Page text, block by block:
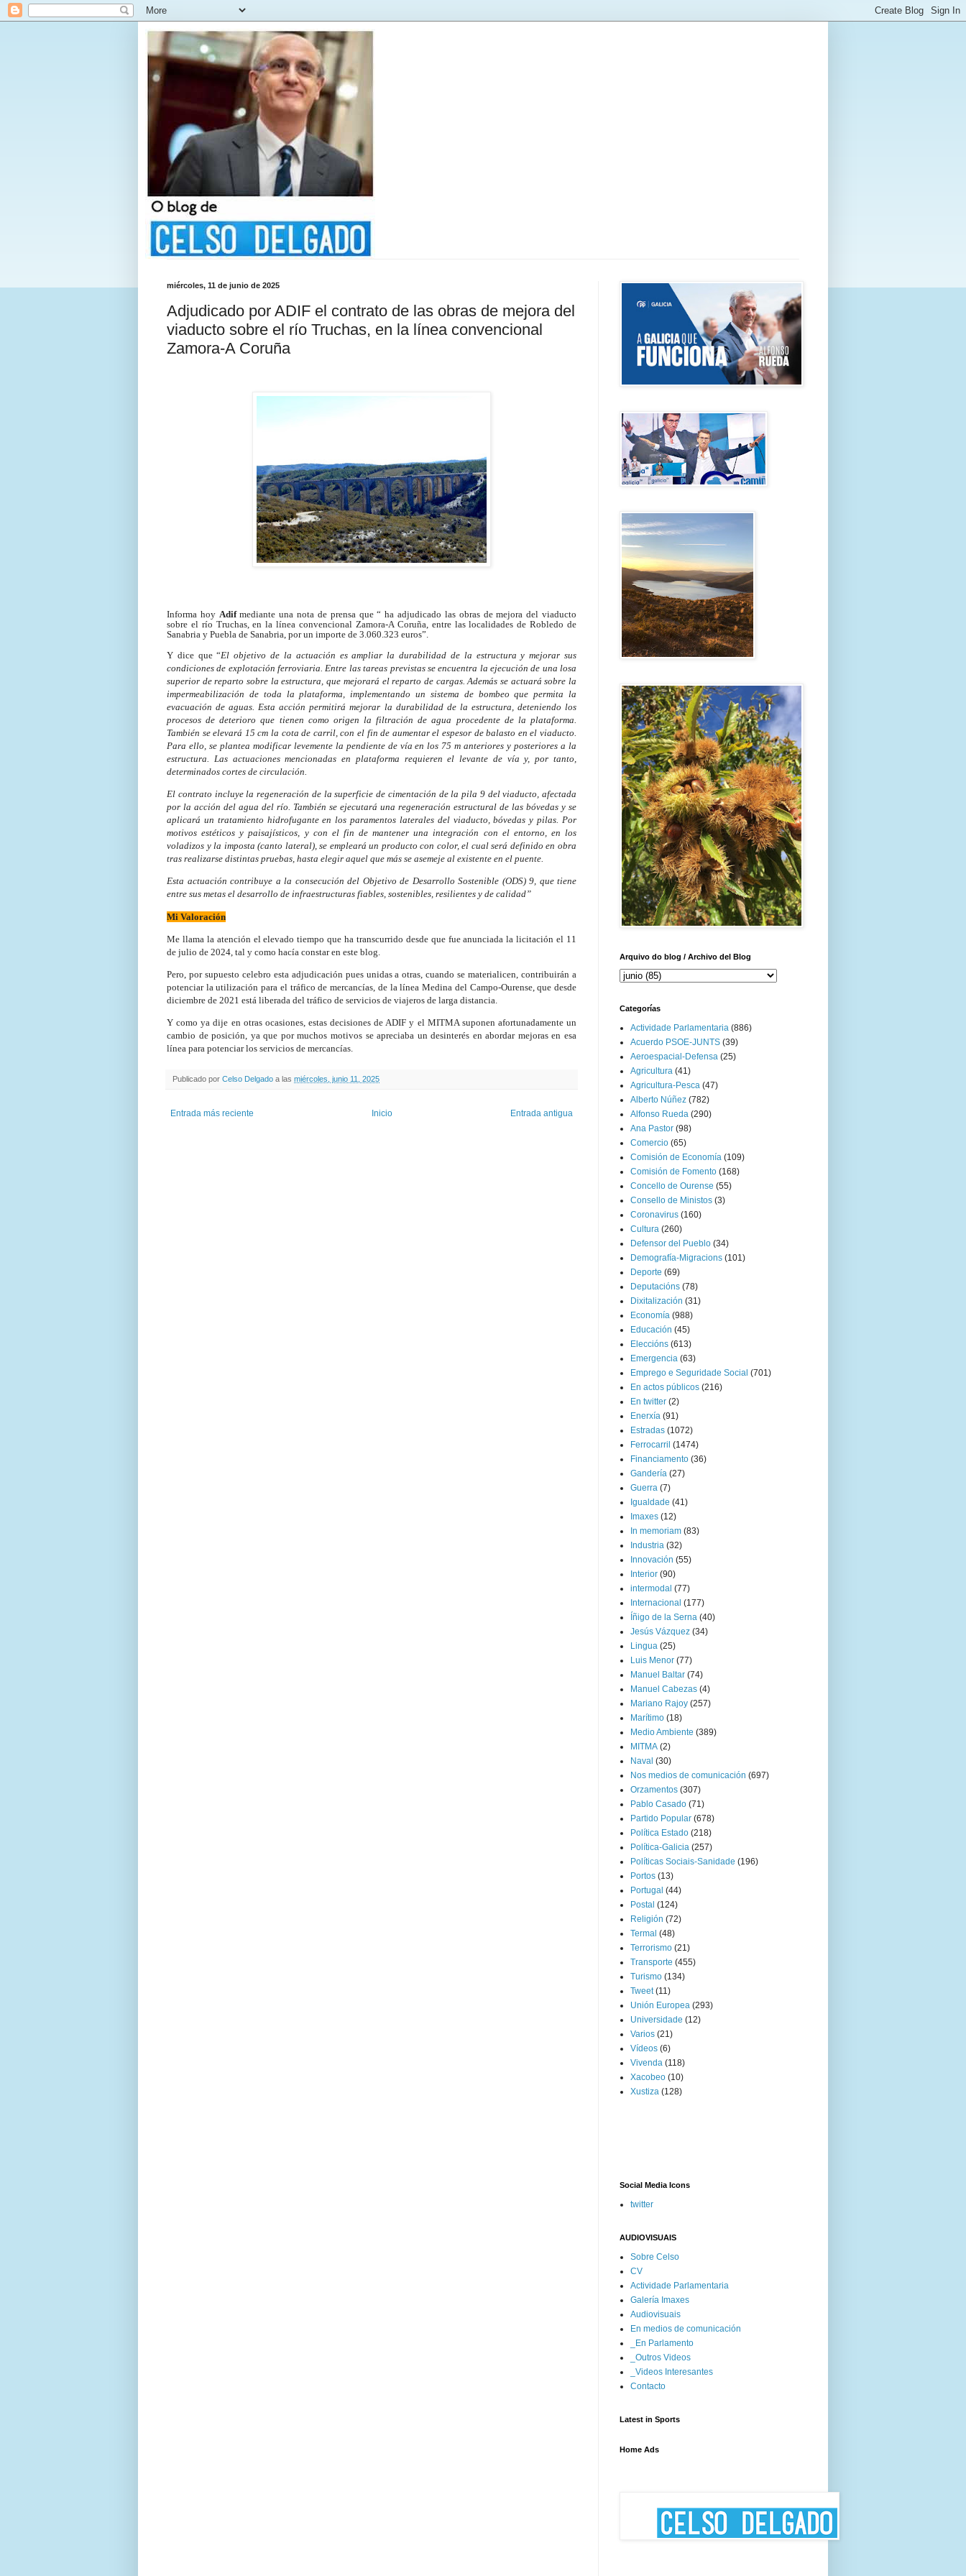
miércoles, 11 de junio de 2025
Adjudicado por ADIF el contrato de las obras de mejora del
viaducto sobre el río Truchas, en la línea convencional
Zamora-A Coruña
Informa hoy Adifmediante una nota de prensa que “ ha adjudicado las obras de mejora del viaducto
sobre el río Truchas, en la línea convencional Zamora-A Coruña, entre las localidades de Robledo de
Sanabria y Puebla de Sanabria, por un importe de 3.060.323 euros”.
Y dice que “El objetivo de la actuación es ampliar la durabilidad de la estructura y mejorar sus
condiciones de explotación ferroviaria. Entre las tareas previstas se encuentra la ejecución de una losa
superior de reparto sobre la estructura, que mejorará el reparto de cargas. Además se actuará sobre la
impermeabilización de toda la plataforma, implementando un sistema de bombeo que permita la
evacuación de aguas. Esta acción permitirá mejorar la durabilidad de la estructura, deteniendo los
procesos de deterioro que tienen como origen la filtración de agua procedente de la plataforma.
También se elevará 15 cm la cota de carril, con el fin de aumentar el espesor de balasto en el viaducto.
Para ello, se plantea modificar levemente la pendiente de vía en los 75 m anteriores y posteriores a la
estructura. Las actuaciones mencionadas en plataforma requieren el levante de vía y, por tanto,
determinados cortes de circulación.
El contrato incluye la regeneración de la superficie de cimentación de la pila 9 del viaducto, afectada
por la acción del agua del río. También se ejecutará una regeneración estructural de las bóvedas y se
aplicará un tratamiento hidrofugante en los paramentos laterales del viaducto, bóvedas y pilas. Por
motivos estéticos y paisajísticos, y con el fin de mantener una integración con el entorno, en los
voladizos y la imposta (canto lateral), se empleará un producto con color, el cual será definido en obra
tras realizarse distintas pruebas, hasta elegir aquel que más se asemeje al existente en el puente.
Esta actuación contribuye a la consecución del Objetivo de Desarrollo Sostenible (ODS) 9, que tiene
entre sus metas el desarrollo de infraestructuras fiables, sostenibles, resilientes y de calidad”
Mi Valoración
Me llama la atención el elevado tiempo que ha transcurrido desde que fue anunciada la licitación el 11
de julio de 2024, tal y como hacía constar en este blog.
Pero, por supuesto celebro esta adjudicación pues unidas a otras, cuando se materialicen, contribuirán a
potenciar la utilización para el tráfico de mercancías, de la línea Medina del Campo-Ourense, que desde
diciembre de 2021 está liberada del tráfico de servicios de viajeros de larga distancia.
Y como ya dije en otras ocasiones, estas decisiones de ADIF y el MITMA suponen afortunadamente un
cambio de posición, ya que por muchos motivos se apreciaba un desinterés en abordar mejoras en esa
línea para potenciar los servicios de mercancías.
Publicado por Celso Delgado a las miércoles, junio 11, 2025
Entrada más reciente Entrada antigua
Inicio
Arquivo do blog / Archivo del Blog
Categorías
Actividade Parlamentaria (886)
Acuerdo PSOE-JUNTS (39)
Aeroespacial-Defensa (25)
Agricultura (41)
Agricultura-Pesca (47)
Alberto Núñez (782)
Alfonso Rueda (290)
Ana Pastor (98)
Comercio (65)
Comisión de Economía (109)
Comisión de Fomento (168)
Concello de Ourense (55)
Consello de Ministos (3)
Coronavirus (160)
Cultura (260)
Defensor del Pueblo (34)
Demografía-Migracions (101)
Deporte (69)
Deputacións (78)
Dixitalización (31)
Economía (988)
Educación (45)
Eleccións (613)
Emergencia (63)
Emprego e Seguridade Social (701)
En actos públicos (216)
En twitter (2)
Enerxía (91)
Estradas (1072)
Ferrocarril (1474)
Financiamento (36)
Gandería (27)
Guerra (7)
Igualdade (41)
Imaxes (12)
In memoriam (83)
Industria (32)
Innovación (55)
Interior (90)
intermodal (77)
Internacional (177)
Íñigo de la Serna (40)
Jesús Vázquez (34)
Lingua (25)
Luis Menor (77)
Manuel Baltar (74)
Manuel Cabezas (4)
Mariano Rajoy (257)
Marítimo (18)
Medio Ambiente (389)
MITMA (2)
Naval (30)
Nos medios de comunicación (697)
Orzamentos (307)
Pablo Casado (71)
Partido Popular (678)
Política Estado (218)
Política-Galicia (257)
Políticas Sociais-Sanidade (196)
Portos (13)
Portugal (44)
Postal (124)
Religión (72)
Termal (48)
Terrorismo (21)
Transporte (455)
Turismo (134)
Tweet (11)
Unión Europea (293)
Universidade (12)
Varios (21)
Vídeos (6)
Vivenda (118)
Xacobeo (10)
Xustiza (128)
Social Media Icons
twitter
AUDIOVISUAIS
Sobre Celso
CV
Actividade Parlamentaria
Galería Imaxes
Audiovisuais
En medios de comunicación
_En Parlamento
_Outros Videos
_Videos Interesantes
Contacto
Latest in Sports
Home Ads